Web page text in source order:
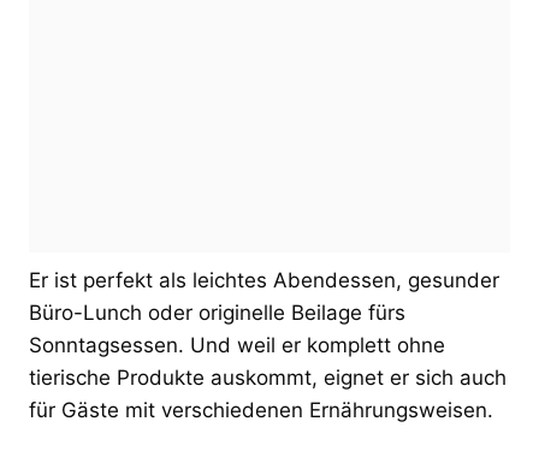
Er ist perfekt als leichtes Abendessen, gesunder
Büro-Lunch oder originelle Beilage fürs
Sonntagsessen. Und weil er komplett ohne
tierische Produkte auskommt, eignet er sich auch
für Gäste mit verschiedenen Ernährungsweisen.